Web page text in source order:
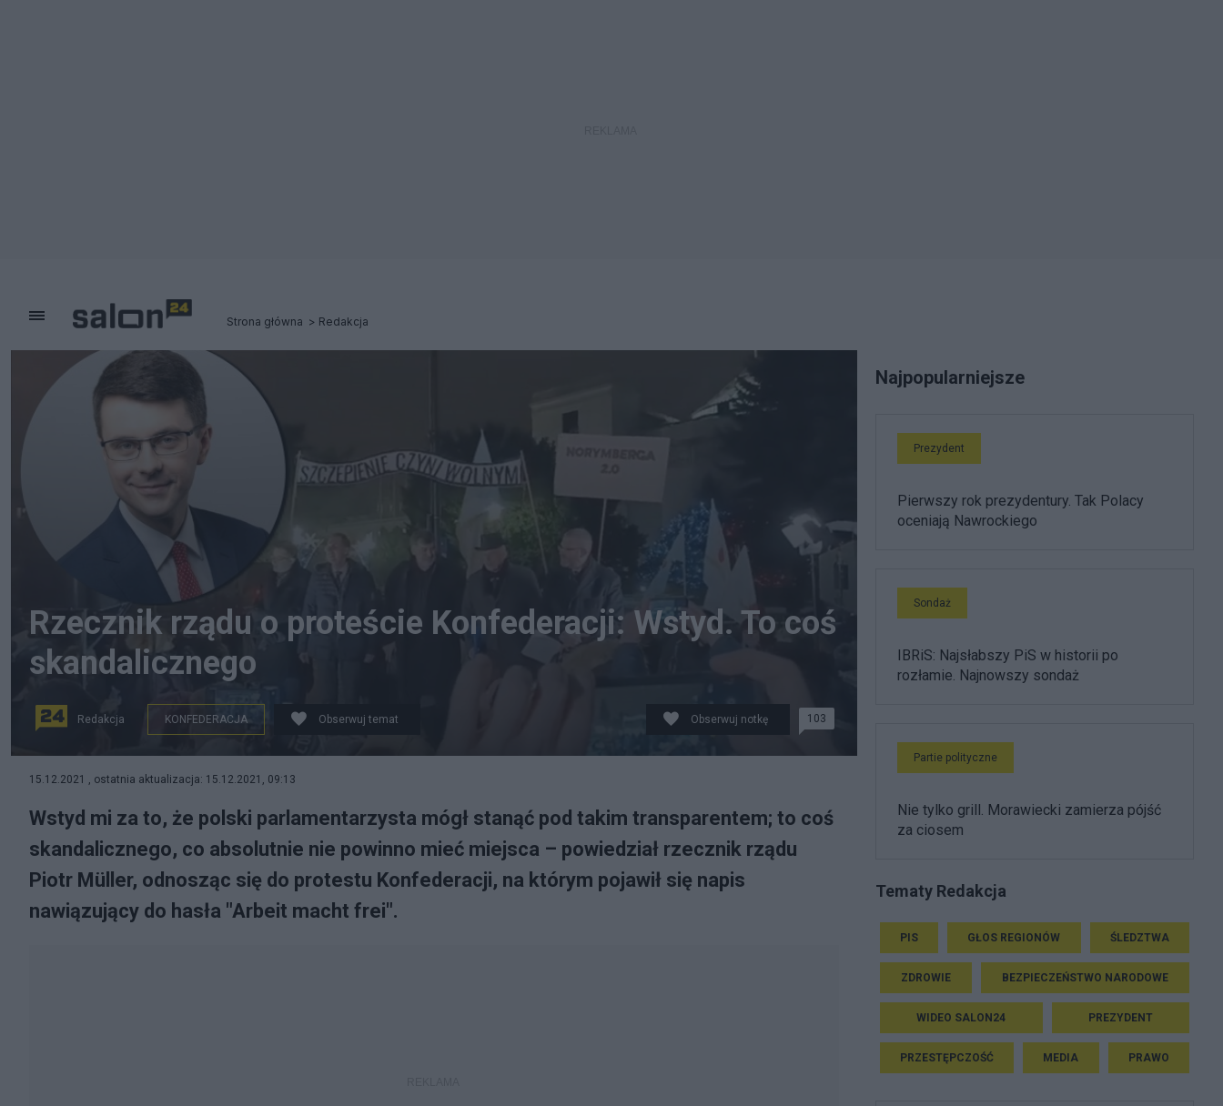
Strona główna Redakcja
Rzecznik rządu o proteście Konfederacji: Wstyd. To coś
skandalicznego
Redakcja KONFEDERACJA Obserwuj temat Obserwuj notkę 103
15.12.2021 , ostatnia aktualizacja: 15.12.2021, 09:13
Wstyd mi za to, że polski parlamentarzysta mógł stanąć pod takim transparentem; to coś
skandalicznego, co absolutnie nie powinno mieć miejsca – powiedział rzecznik rządu
Piotr Müller, odnosząc się do protestu Konfederacji, na którym pojawił się napis
nawiązujący do hasła "Arbeit macht frei".
Najpopularniejsze
Prezydent
Pierwszy rok prezydentury. Tak Polacy
oceniają Nawrockiego
Sondaż
IBRiS: Najsłabszy PiS w historii po
rozłamie. Najnowszy sondaż
Partie polityczne
Nie tylko grill. Morawiecki zamierza pójść
za ciosem
Tematy Redakcja
PIS GŁOS REGIONÓW ŚLEDZTWA
ZDROWIE BEZPIECZEŃSTWO NARODOWE
WIDEO SALON24 PREZYDENT
PRZESTĘPCZOŚĆ MEDIA PRAWO